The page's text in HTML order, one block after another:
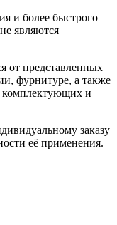
и более быстрого
являются
от представленных
фурнитуре, а также
комплектующих и
заказу
её применения.